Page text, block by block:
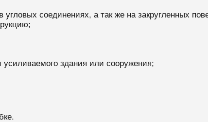
соединениях, а так же на закругленных
здания или сооружения;